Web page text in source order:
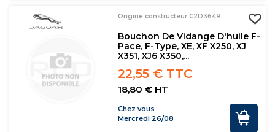
Origine constructeur C2D3649
Bouchon De Vidange D'huile F-
Pace, F-Type, XE, XF X250, XJ
X351, XJ6 X350,...
22,55 € TTC
18,80 € HT
Chez vous
Mercredi 26/08